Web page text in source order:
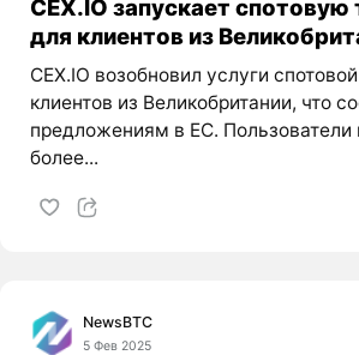
CEX.IO запускает
для клиентов из
CEX.IO возобновил услуги
клиентов из Великобритании, что
предложениям в ЕС. Пользователи
более...
NewsBTC
5 Фев 2025